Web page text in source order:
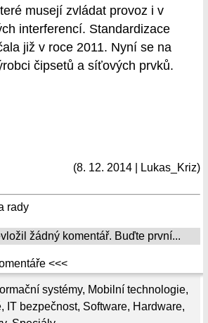
systémy, Mobilní technologie,
, IT bezpečnost, Software, Hardware,
musejí zvládat provoz i v
interferencí. Standardizace
již v roce 2011. Nyní se na
čipsetů a síťových prvků.
(8. 12. 2014 | Lukas_Kriz)
rady
žádný komentář. Buďte první...
<<<